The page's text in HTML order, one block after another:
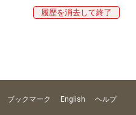
履歴を消去して終了
ブックマーク English ヘルプ